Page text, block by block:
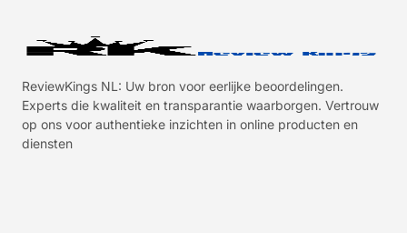
ReviewKings NL: Uw bron voor eerlijke beoordelingen.
Experts die kwaliteit en transparantie waarborgen. Vertrouw
op ons voor authentieke inzichten in online producten en
diensten